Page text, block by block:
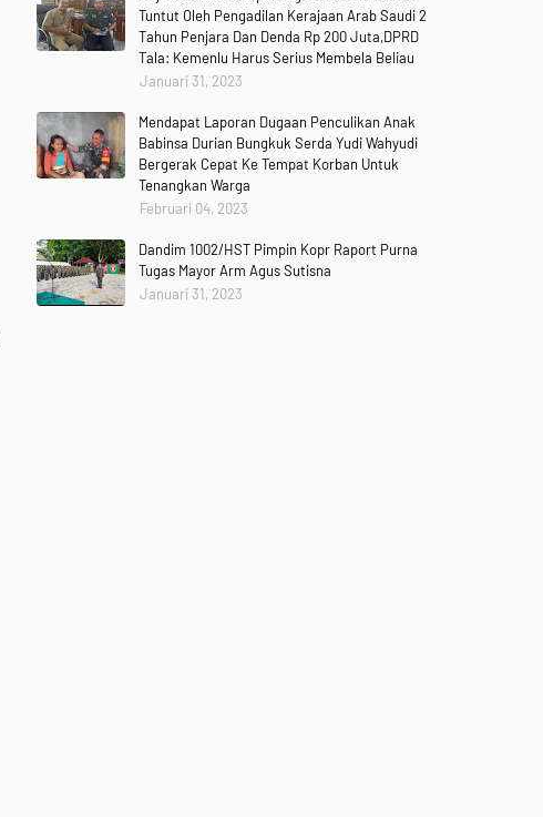
Tuntut Oleh Pengadilan Kerajaan Arab Saudi 2
Tahun Penjara Dan Denda Rp 200 Juta,DPRD
Tala: Kemenlu Harus Serius Membela Beliau
Januari 31, 2023
Mendapat Laporan Dugaan Penculikan Anak
Babinsa Durian Bungkuk Serda Yudi Wahyudi
Bergerak Cepat Ke Tempat Korban Untuk
Tenangkan Warga
Februari 04, 2023
Dandim 1002/HST Pimpin Kopr Raport Purna
Tugas Mayor Arm Agus Sutisna
Januari 31, 2023